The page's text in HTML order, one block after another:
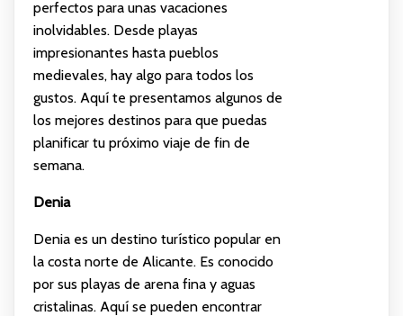
perfectos para unas vacaciones
inolvidables. Desde playas
impresionantes hasta pueblos
medievales, hay algo para todos los
gustos. Aquí te presentamos algunos de
los mejores destinos para que puedas
planificar tu próximo viaje de fin de
semana.
Denia
Denia es un destino turístico popular en
la costa norte de Alicante. Es conocido
por sus playas de arena fina y aguas
cristalinas. Aquí se pueden encontrar